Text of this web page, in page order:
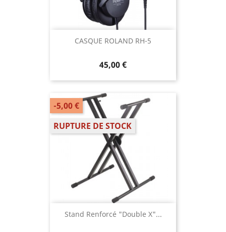
CASQUE ROLAND RH-5
45,00 €
Stand Renforcé "double X"...
-5,00 €
RUPTURE DE STOCK